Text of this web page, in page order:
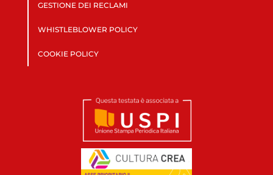
GESTIONE DEI RECLAMI
WHISTLEBLOWER POLICY
COOKIE POLICY